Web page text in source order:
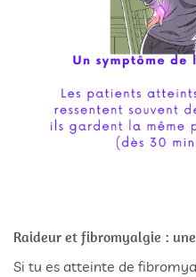
Raideur et fibromyalgie :
Si tu es atteinte de